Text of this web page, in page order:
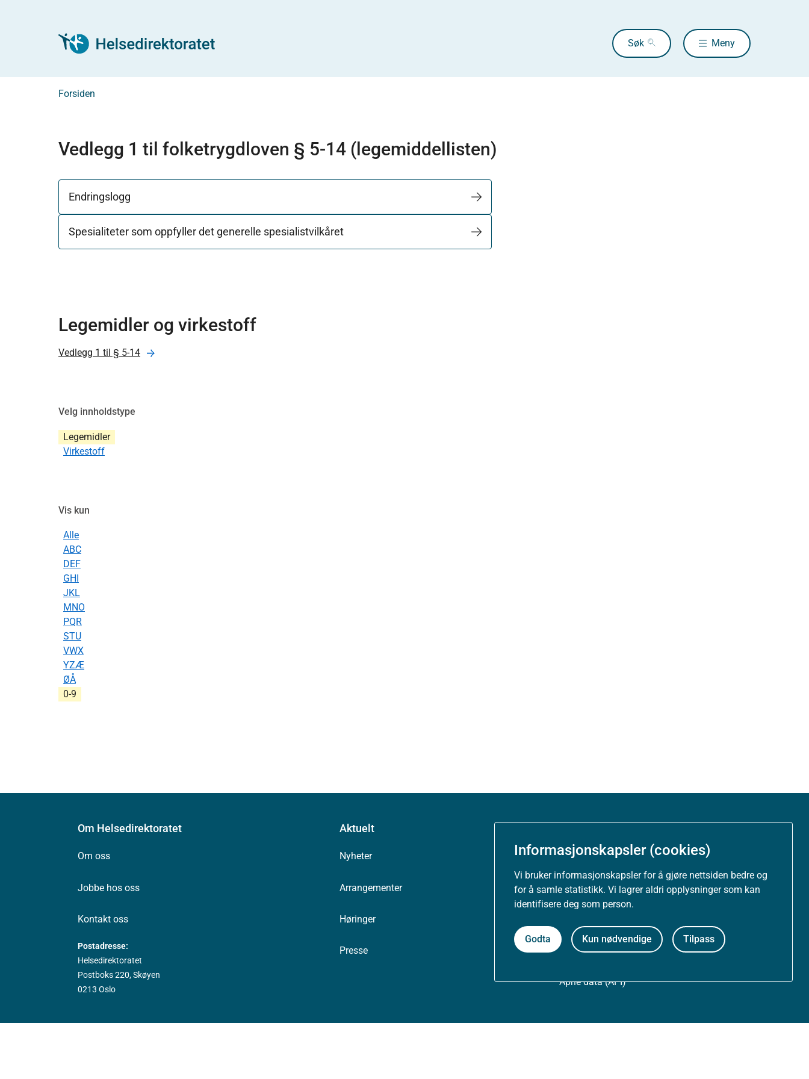
Informasjonskapsler (cookies)
Vi bruker informasjonskapsler for å gjøre nettsiden bedre og
for å samle statistikk. Vi lagrer aldri opplysninger som kan
identifisere deg som person.
Godta Kun nødvendige Tilpass
Søk Meny
Forsiden
Vedlegg 1 til folketrygdloven § 5-14 (legemiddellisten)
Endringslogg
Spesialiteter som oppfyller det generelle spesialistvilkåret
Legemidler og virkestoff
Vedlegg 1 til § 5-14
Velg innholdstype
Legemidler
Virkestoff
Vis kun
Alle
ABC
DEF
GHI
JKL
MNO
PQR
STU
VWX
YZÆ
ØÅ
0-9
Om Helsedirektoratet
Om oss
Jobbe hos oss
Kontakt oss
Postadresse:
Helsedirektoratet
Postboks 220, Skøyen
0213 Oslo
Aktuelt
Nyheter
Arrangementer
Høringer
Presse
Personvernerklæring
Tilgjengelighetserklæring (uustatus.no)
Nyhetsvarsel og abonnement
Åpne data (API)